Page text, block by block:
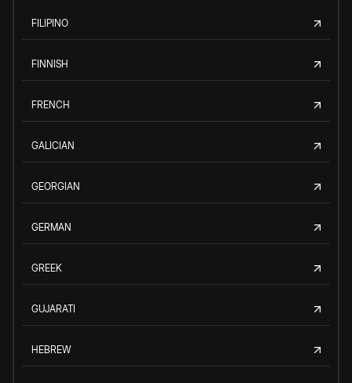
FILIPINO
FINNISH
FRENCH
GALICIAN
GEORGIAN
GERMAN
GREEK
GUJARATI
HEBREW